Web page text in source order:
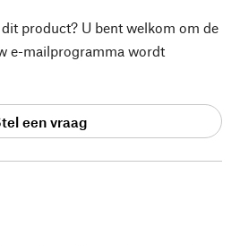
product? U bent welkom om de
e-mailprogramma wordt
een vraag